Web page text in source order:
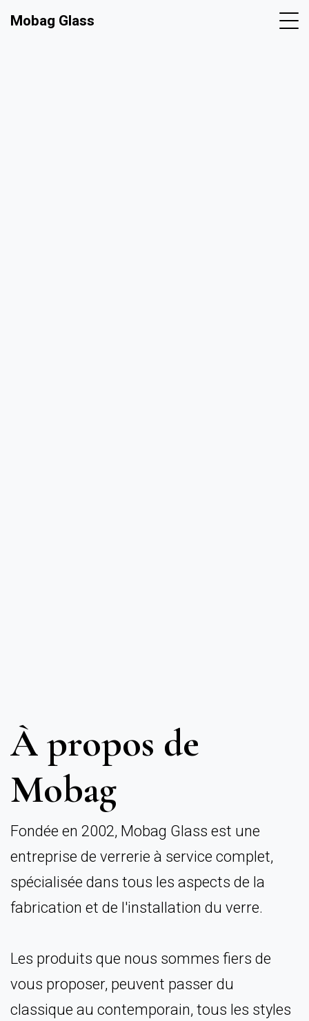
Mobag Glass
Àpropos de
Mobag
Fondée en 2002, Mobag Glass est une
entreprise de verrerie à service complet,
spécialisée dans tous les aspects de la
fabrication et de l'installation du verre.
Les produits que nous sommes fiers de
vous proposer, peuvent passer du
classique au contemporain, tous les styles